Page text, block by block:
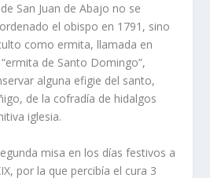
San Juan de Abajo no se
el obispo en 1791, sino
como ermita, llamada en
de Santo Domingo”,
alguna efigie del santo,
de la cofradía de hidalgos
iglesia.
misa en los días festivos a
por la que percibía el cura 3